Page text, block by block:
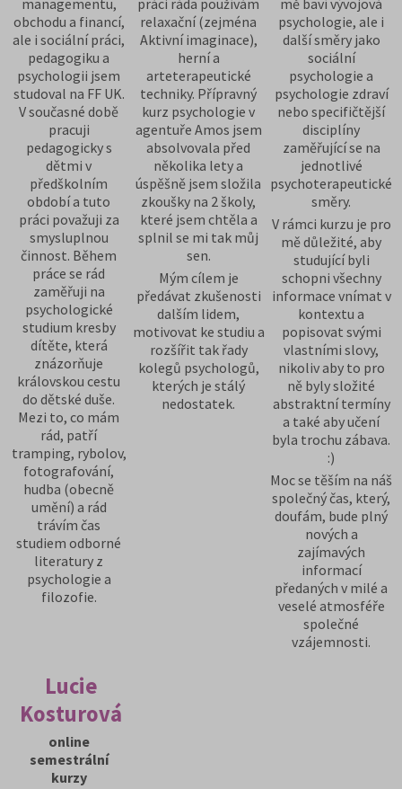
obchodu a financí,
ale i sociální práci,
pedagogiku a
psychologii jsem
studoval na FF UK.
V současné době
pracuji
pedagogicky s
dětmi v
předškolním
období a tuto
práci považuji za
smysluplnou
činnost. Během
práce se rád
zaměřuji na
psychologické
studium kresby
dítěte, která
znázorňuje
královskou cestu
do dětské duše.
Mezi to, co mám
rád, patří
tramping, rybolov,
fotografování,
hudba (obecně
umění) a rád
trávím čas
studiem odborné
literatury z
psychologie a
filozofie.
relaxační (zejména
Aktivní imaginace),
herní a
arteterapeutické
techniky. Přípravný
kurz psychologie v
agentuře Amos jsem
absolvovala před
několika lety a
úspěšně jsem složila
zkoušky na 2 školy,
které jsem chtěla a
splnil se mi tak můj
sen.
Mým cílem je
předávat zkušenosti
dalším lidem,
motivovat ke studiu a
rozšířit tak řady
kolegů psychologů,
kterých je stálý
nedostatek.
psychologie, ale i
další směry jako
sociální
psychologie a
psychologie zdraví
nebo specifičtější
disciplíny
zaměřující se na
jednotlivé
psychoterapeutické
směry.
V rámci kurzu je pro
mě důležité, aby
studující byli
schopni všechny
informace vnímat v
kontextu a
popisovat svými
vlastními slovy,
nikoliv aby to pro
ně byly složité
abstraktní termíny
a také aby učení
byla trochu zábava.
:)
Moc se těším na náš
společný čas, který,
doufám, bude plný
nových a
zajímavých
informací
předaných v milé a
veselé atmosféře
společné
vzájemnosti.
Lucie
Kosturová
online
semestrální
kurzy